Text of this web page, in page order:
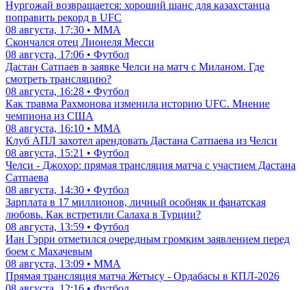
Нургожай возвращается: хороший шанс для казахстанца
поправить рекорд в UFC
08 августа, 17:30 • ММА
Скончался отец Лионеля Месси
08 августа, 17:06 • Футбол
Дастан Сатпаев в заявке Челси на матч с Миланом. Где
смотреть трансляцию?
08 августа, 16:28 • Футбол
Как травма Рахмонова изменила историю UFC. Мнение
чемпиона из США
08 августа, 16:10 • ММА
Клуб АПЛ захотел арендовать Дастана Сатпаева из Челси
08 августа, 15:21 • Футбол
Челси - Джохор: прямая трансляция матча с участием Дастана
Сатпаева
08 августа, 14:30 • Футбол
Зарплата в 17 миллионов, личный особняк и фанатская
любовь. Как встретили Салаха в Турции?
08 августа, 13:59 • Футбол
Иан Гэрри отметился очередным громким заявлением перед
боем с Махачевым
08 августа, 13:09 • ММА
Прямая трансляция матча Жетысу - Ордабасы в КПЛ-2026